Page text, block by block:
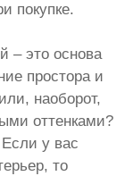
покупке.
– это основа
простора и
наоборот,
оттенками?
у вас
то